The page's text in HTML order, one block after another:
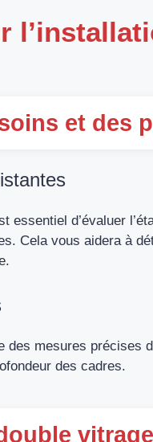
et des
essentiel d’évaluer
Cela vous aidera à
des mesures précises
des cadres.
vitrage